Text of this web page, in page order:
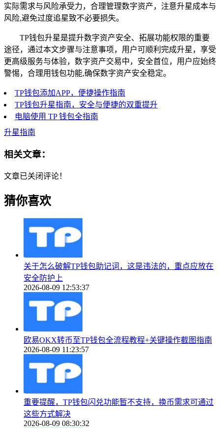
实际需求与风险承受力，合理管理数字资产，注意升星成本与
风险,避免过度追星致不必要损失。
TP钱包升星是提升数字资产安全、拓展功能权限的重要
途径，通过本文步骤与注意事项，用户可顺利完成升星，享受
更高级服务与体验，数字资产交易中，安全首位，用户应始终
警惕，合理用钱包功能,确保数字资产安全稳定。
TP钱包添加APP，便捷操作指南
TP钱包升星指南，安全与便捷的双重提升
电脑使用 TP 钱包全指南
升星指南
相关文章：
文章已关闭评论！
猜你喜欢
关于怎么破解TP钱包助记词，这是违法的，重点应放在
安全防护上
2026-08-09 12:53:37
欧易OKX转币至TP钱包全流程教程+关键操作截图指南
2026-08-09 11:23:57
重要提醒，TP钱包闪兑功能暂不支持，换币需求可通过
这些方式解决
2026-08-09 08:30:32